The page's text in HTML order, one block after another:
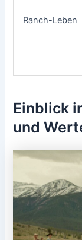
Ranch-Leben
Einblick
und